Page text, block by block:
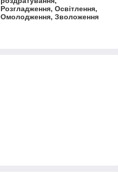
Розгладження, Освітлення,
Омолодження, Зволоження